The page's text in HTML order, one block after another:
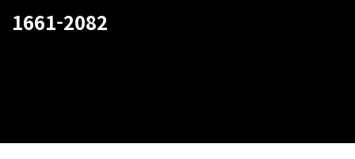
1661-2082